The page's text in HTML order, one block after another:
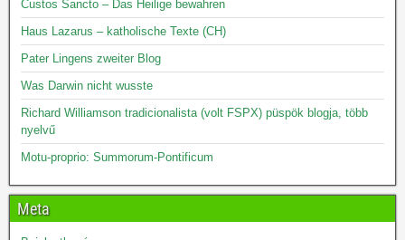
Custos Sancto – Das Heilige bewahren
Haus Lazarus – katholische Texte (CH)
Pater Lingens zweiter Blog
Was Darwin nicht wusste
Richard Williamson tradicionalista (volt FSPX) püspök blogja, több
nyelvű
Motu-proprio: Summorum-Pontificum
Meta